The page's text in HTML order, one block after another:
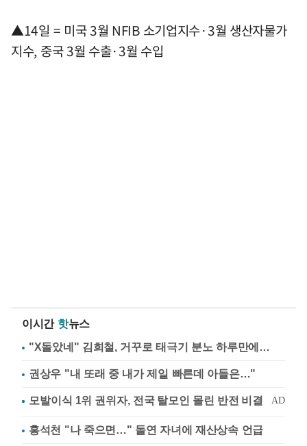
▲14일 = 미국 3월 NFIB 소기업지수·3월 생산자물가
지수, 중국 3월 수출·3월 수입
이시간 핫뉴스
"X돌았네" 김희철, 거꾸로 태극기 분노 하루만에…
권상우 "내 또래 중 내가 제일 빠른데 아들은…"
홍석천 "나 죽으면…" 돌연 자녀에 재산상속 언급